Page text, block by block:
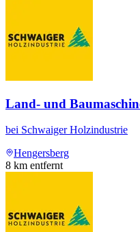
Land- und
bei Schwaiger Holzindustrie
Hengersberg
8 km entfernt